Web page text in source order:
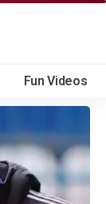
Fun Videos